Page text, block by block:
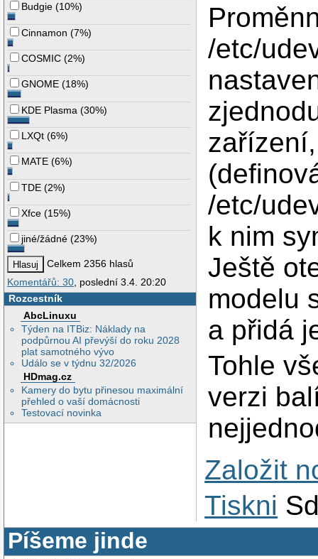
Budgie (10%)
Cinnamon (7%)
COSMIC (2%)
GNOME (18%)
KDE Plasma (30%)
LXQt (6%)
MATE (6%)
TDE (2%)
Xfce (15%)
jiné/žádné (23%)
Celkem 2356 hlasů
Komentářů: 30 , poslední 3.4. 20:20
Rozcestník
AbcLinuxu
Týden na ITBiz: Náklady na
podpůrnou AI převýší do roku 2028
plat samotného vývo
Událo se v týdnu 32/2026
HDmag.cz
Kamery do bytu přinesou maximální
přehled o vaší domácnosti
Testovací novinka
/etc/
/etc/
k nim
Ještě
modelu
a přidá
Tohle
verzi
Založit
Tiskni
Píšeme jinde